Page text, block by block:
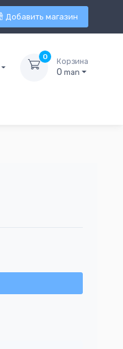
Добавить магазин
0
Корзина
0 man